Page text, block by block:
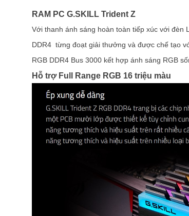
RAM PC G.SKILL Trident Z
Với thanh ánh sáng hoàn toàn tiếp xúc với đèn
DDR4 từng đoạt giải thưởng và được chế tạo
RGB DDR4 Bus 3000 kết hợp ánh sáng RGB
Hỗ trợ Full Range RGB 16 triệu màu